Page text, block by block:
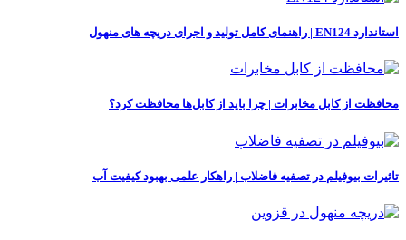
استاندارد EN124 | راهنمای کامل تولید و اجرای دریچه‌ های منهول
محافظت از کابل‌ مخابرات | چرا باید از کابل‌ها محافظت کرد؟
تاثیرات بیوفیلم در تصفیه فاضلاب | راهکار علمی بهبود کیفیت آب